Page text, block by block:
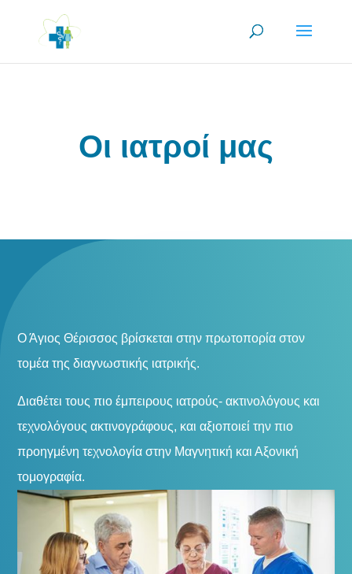
Οι ιατροί μας
Ο Άγιος Θέρισσος βρίσκεται στην πρωτοπορία στον
τομέα της διαγνωστικής ιατρικής.
Διαθέτει τους πιο έμπειρους ιατρούς- ακτινολόγους και
τεχνολόγους ακτινογράφους, και αξιοποιεί την πιο
προηγμένη τεχνολογία στην Μαγνητική και Αξονική
τομογραφία.